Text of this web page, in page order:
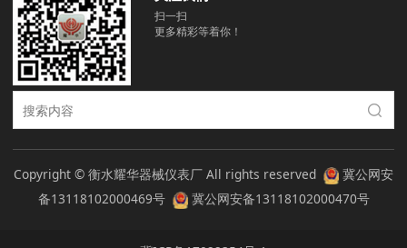
扫一扫
更多精彩等着你！
Copyright © 衡水耀华器械仪表厂 All rights reserved
冀公网安
备13118102000469号
冀公网安备13118102000470号